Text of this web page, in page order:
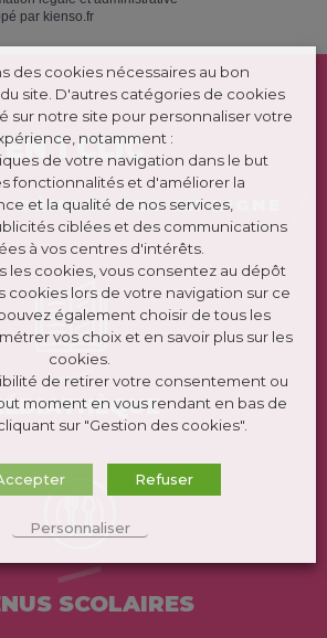
par kienso.fr
EN 1 CLIC
DÉMARCHES EN LIGNE
SCOLAIRES
des cookies nécessaires au bon
site. D'autres catégories de cookies
sur notre site pour personnaliser votre
notamment :
de votre navigation dans le but
fonctionnalités et d'améliorer la
et la qualité de nos services,
ciblées et des communications
à vos centres d'intérêts.
les cookies, vous consentez au dépôt
cookies lors de votre navigation sur ce
également choisir de tous les
vos choix et en savoir plus sur les
cookies.
de retirer votre consentement ou
moment en vous rendant en bas de
sur "Gestion des cookies".
Refuser
Personnaliser